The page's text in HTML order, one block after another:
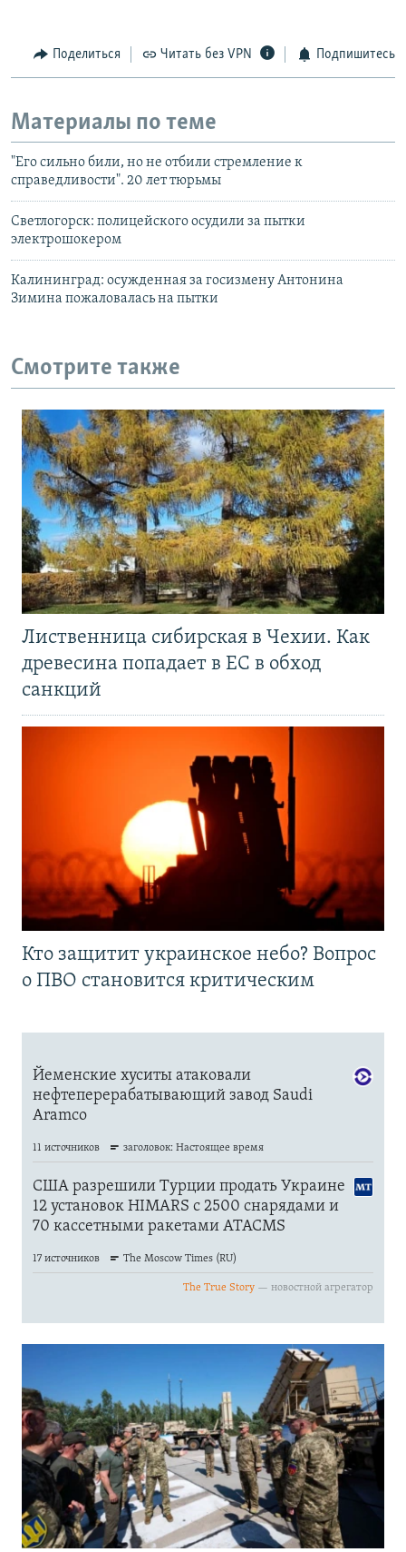
Поделиться Читать без VPN Подпишитесь
Материалы по теме
"Его сильно били, но не отбили стремление к
справедливости". 20 лет тюрьмы
Светлогорск: полицейского осудили за пытки
электрошокером
Калининград: осужденная за госизмену Антонина
Зимина пожаловалась на пытки
Смотрите также
Лиственница сибирская в Чехии. Как
древесина попадает в ЕС в обход
санкций
Кто защитит украинское небо? Вопрос
о ПВО становится критическим